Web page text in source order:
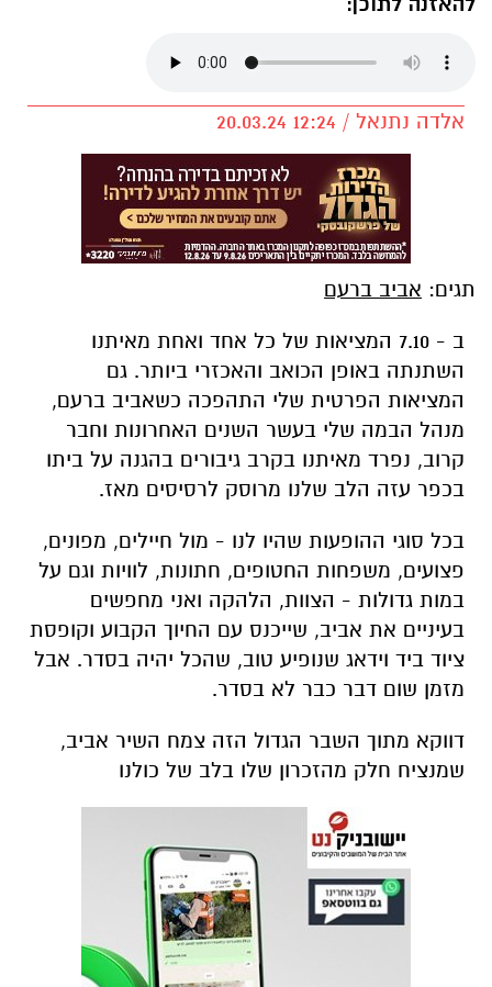
אלדה נתנאל / 12:24 20.03.24
תגים: אביב ברעם
ב - 7.10 המציאות של כל אחד ואחת מאיתנו
השתנתה באופן הכואב והאכזרי ביותר. גם
המציאות הפרטית שלי התהפכה כשאביב ברעם,
מנהל הבמה שלי בעשר השנים האחרונות וחבר
קרוב, נפרד מאיתנו בקרב גיבורים בהגנה על ביתו
בכפר עזה הלב שלנו מרוסק לרסיסים מאז.
בכל סוגי ההופעות שהיו לנו - מול חיילים, מפונים,
פצועים, משפחות החטופים, חתונות, לוויות וגם על
במות גדולות - הצוות, הלהקה ואני מחפשים
בעיניים את אביב, שייכנס עם החיוך הקבוע וקופסת
ציוד ביד וידאג שנופיע טוב, שהכל יהיה בסדר. אבל
מזמן שום דבר כבר לא בסדר.
דווקא מתוך השבר הגדול הזה צמח השיר אביב,
שמנציח חלק מהזכרון שלו בלב של כולנו